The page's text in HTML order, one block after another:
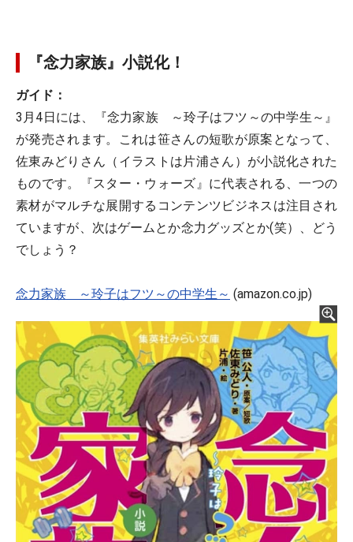
『念力家族』小説化！
ガイド：
3月4日には、『念力家族 ～玲子はフツ～の中学生～』
が発売されます。これは笹さんの短歌が原案となって、
佐東みどりさん（イラストは片浦さん）が小説化された
ものです。『スター・ウォーズ』に代表される、一つの
素材がマルチな展開するコンテンツビジネスは注目され
ていますが、次はゲームとか念力グッズとか(笑）、どう
でしょう？
念力家族 ～玲子はフツ～の中学生～ (amazon.co.jp)